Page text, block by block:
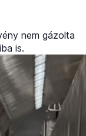
nem gázolta
is.